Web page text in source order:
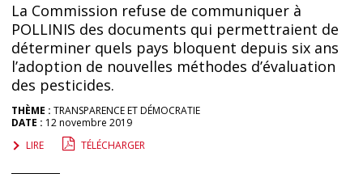
La Commission refuse de communiquer à
POLLINIS des documents qui permettraient de
déterminer quels pays bloquent depuis six ans
l’adoption de nouvelles méthodes d’évaluation
des pesticides.
THÈME : TRANSPARENCE ET DÉMOCRATIE
DATE : 12 novembre 2019
LIRE
TÉLÉCHARGER